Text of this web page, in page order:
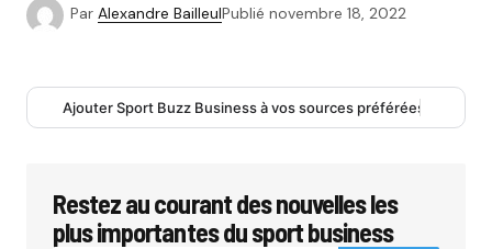
Par Alexandre BailleulPublié novembre 18, 2022
Ajouter Sport Buzz Business à vos sources préférées
Restez au courant des nouvelles les
plus importantes du sport business